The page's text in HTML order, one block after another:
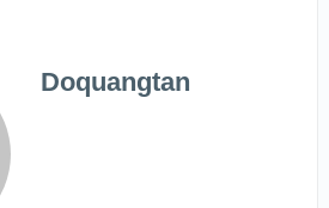
Doquangtan